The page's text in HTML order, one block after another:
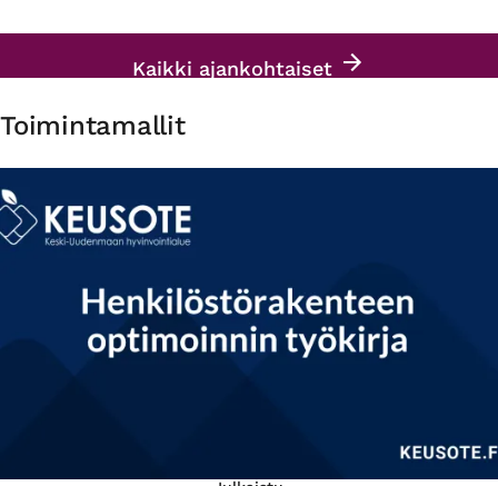
Kaikki ajankohtaiset
Toimintamallit